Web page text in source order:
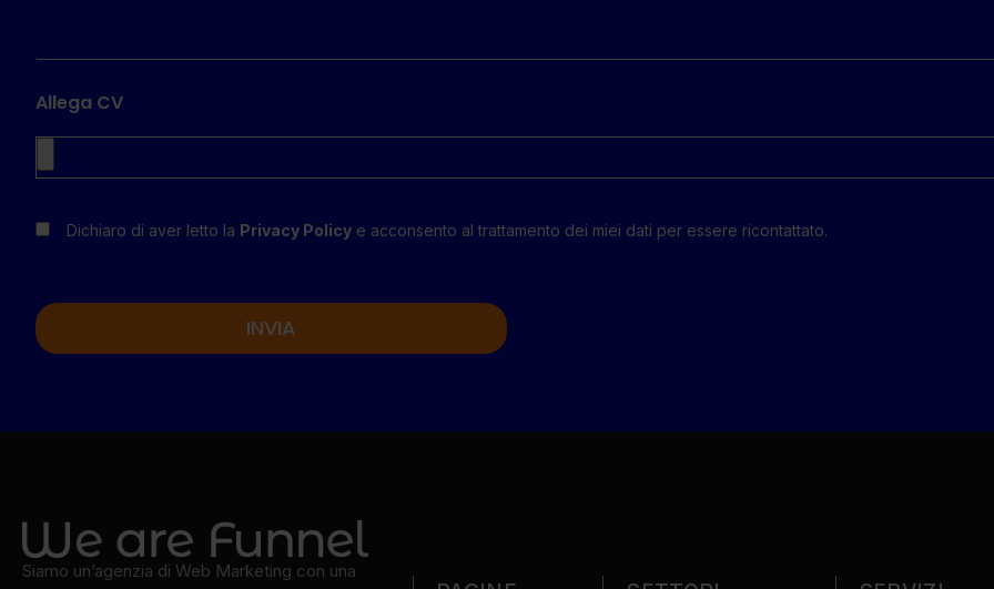
Allega CV
Dichiaro di aver letto la Privacy Policy e acconsento al trattamento dei miei dati per essere ricontattato.
INVIA
Siamo un’agenzia di Web Marketing con una